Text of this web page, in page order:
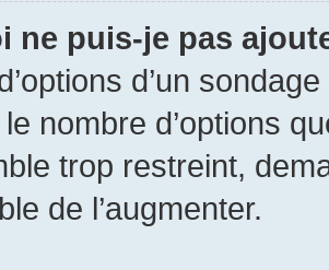
ne puis-je pas
d’un
nombre d’options
trop restreint,
de l’augmenter.